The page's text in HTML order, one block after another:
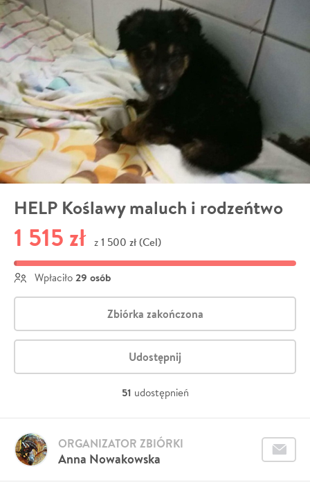
HELP Koślawy maluch i rodzeńtwo
1 515 zł z 1 500 zł (Cel)
Wpłaciło 29 osób
Zbiórka zakończona
Udostępnij
51 udostępnień
Anna Nowakowska
ORGANIZATOR ZBIÓRKI